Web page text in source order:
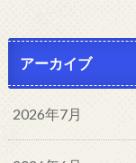
アーカイブ
2026年7月